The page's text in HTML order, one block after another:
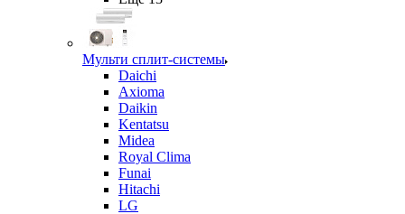
Мульти сплит-системы
Daichi
Axioma
Daikin
Kentatsu
Midea
Royal Clima
Funai
Hitachi
LG